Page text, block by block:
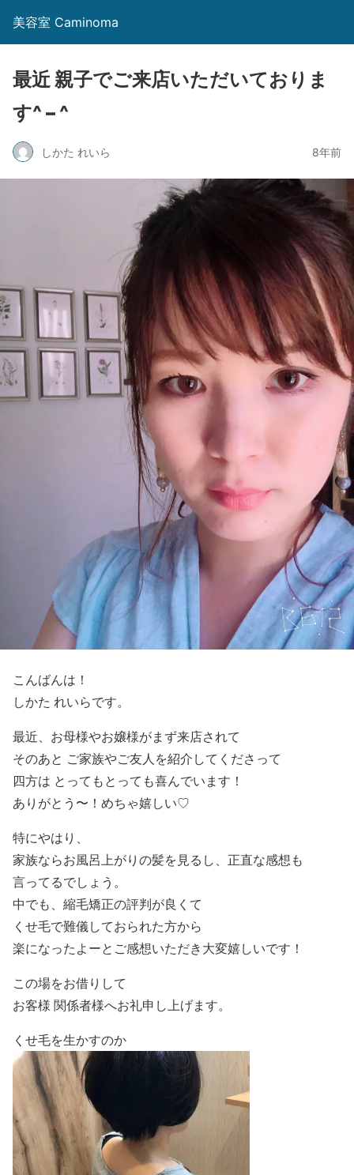
美容室 Caminoma
最近 親子でご来店いただいておりま
す^ – ^
しかた れいら 8年前
こんばんは！
しかた れいらです。
最近、お母様やお嬢様がまず来店されて
そのあと ご家族やご友人を紹介してくださって
四方は とってもとっても喜んでいます！
ありがとう〜！めちゃ嬉しい♡
特にやはり、
家族ならお風呂上がりの髪を見るし、正直な感想も
言ってるでしょう。
中でも、縮毛矯正の評判が良くて
くせ毛で難儀しておられた方から
楽になったよーとご感想いただき大変嬉しいです！
この場をお借りして
お客様 関係者様へお礼申し上げます。
くせ毛を生かすのか